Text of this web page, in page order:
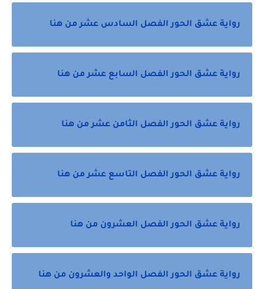
رواية عشق الحور الفصل السادس عشر من هنا
رواية عشق الحور الفصل السابع عشر من هنا
رواية عشق الحور الفصل الثامن عشر من هنا
رواية عشق الحور الفصل التاسع عشر من هنا
رواية عشق الحور الفصل العشرون من هنا
رواية عشق الحور الفصل الواحد والعشرون من هنا